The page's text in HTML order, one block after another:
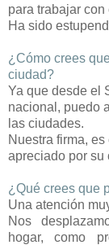
para trabajar con
Ha sido
¿Cómo crees
ciudad?
Ya que desde el
nacional, puedo
las ciudades.
Nuestra firma, es
apreciado por su
¿Qué crees que
Una atención
Nos
hogar, como